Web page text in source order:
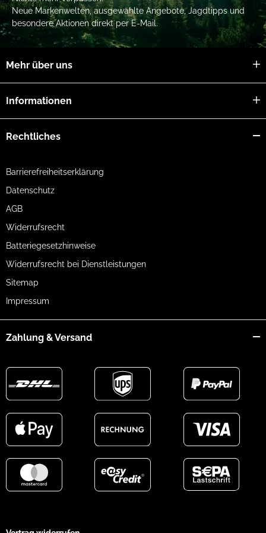
Neue Markenwelten, ausgewählte Angebote, Jagdtipps und
besondere Aktionen direkt per E-Mail.
Mehr über uns
Informationen
Rechtliches
Barrierefreiheitserklärung
Datenschutz
AGB
Widerrufsrecht
Batteriegesetzhinweise
Widerrufsrecht bei Dienstleistungen
Sitemap
Impressum
Zahlung & Versand